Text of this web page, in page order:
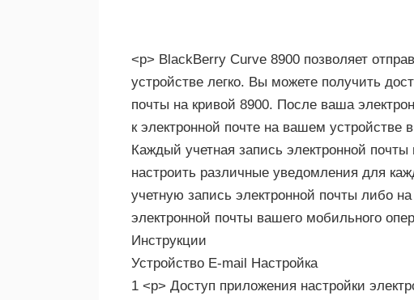
<р> BlackBerry Curve 8900 позволяет
устройстве легко. Вы можете получить
почты на кривой 8900. После ваша
к электронной почте на вашем
Каждый учетная запись электронной
настроить различные уведомления для
учетную запись электронной почты либо
электронной почты вашего мобильного
Инструкции
Устройство E-mail Настройка
1 <р> Доступ приложения настройки